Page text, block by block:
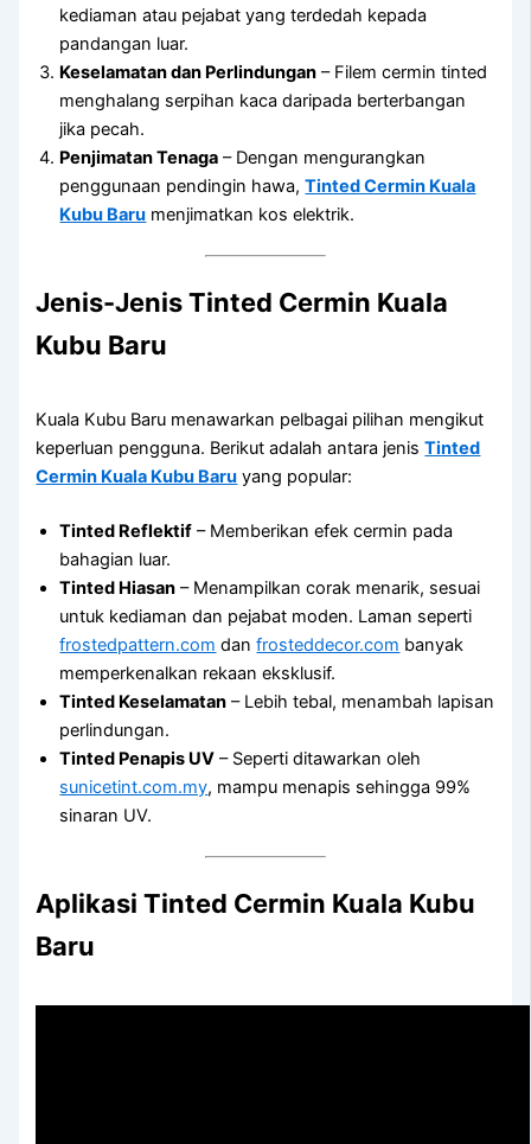
kediaman atau pejabat yang terdedah kepada
pandangan luar.
Keselamatan dan Perlindungan – Filem cermin tinted
menghalang serpihan kaca daripada berterbangan
jika pecah.
Penjimatan Tenaga – Dengan mengurangkan
penggunaan pendingin hawa,Tinted Cermin Kuala
Kubu Baru menjimatkan kos elektrik.
Jenis-JenisTinted Cermin Kuala
Kubu Baru
Kuala Kubu Baru menawarkan pelbagai pilihan mengikut
keperluan pengguna. Berikut adalah antara jenisTinted
Cermin Kuala Kubu Baru yang popular:
Tinted Reflektif – Memberikan efek cermin pada
bahagian luar.
Tinted Hiasan – Menampilkan corak menarik, sesuai
untuk kediaman dan pejabat moden. Laman seperti
frostedpattern.com danfrosteddecor.com banyak
memperkenalkan rekaan eksklusif.
Tinted Keselamatan – Lebih tebal, menambah lapisan
perlindungan.
Tinted Penapis UV – Seperti ditawarkan oleh
sunicetint.com.my, mampu menapis sehingga 99%
sinaran UV.
AplikasiTinted Cermin Kuala Kubu
Baru